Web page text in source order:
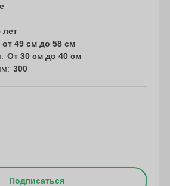
лет
от 49 см до 58 см
От 30 см до 40 см
300
Подписаться